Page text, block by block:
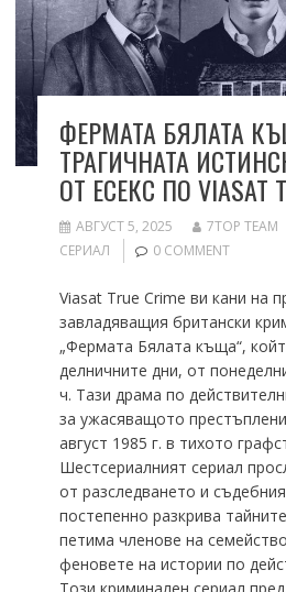
ФЕРМАТА БЯЛАТА
ТРАГИЧНАТА
ОТ ЕСЕКС ПО VIASAT
АВГУСТ 5, 2025 7TOP TEAM
СЕРИАЛ
0 COMMENT
Viasat True Crime ви кани на
завладяващия британски
„Фермата Бялата къща“,
делничните дни, от
ч. Тази драма по
за ужасяващото
август 1985 г. в тихото
Шестсериалният сериал
от разследването и
постепенно разкрива
петима членове на
феновете на истории по